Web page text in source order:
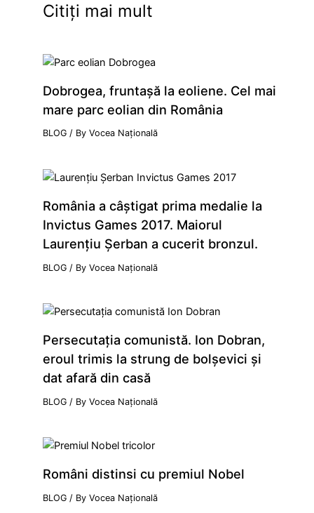
Citiți mai mult
Dobrogea, fruntaşă la eoliene. Cel mai
mare parc eolian din România
BLOG / ByVocea Națională
România a câştigat prima medalie la
Invictus Games 2017. Maiorul
Laurenţiu Şerban a cucerit bronzul.
BLOG / ByVocea Națională
Persecutaţia comunistă. Ion Dobran,
eroul trimis la strung de bolşevici şi
dat afară din casă
BLOG / ByVocea Națională
Români distinsi cu premiul Nobel
BLOG / ByVocea Națională